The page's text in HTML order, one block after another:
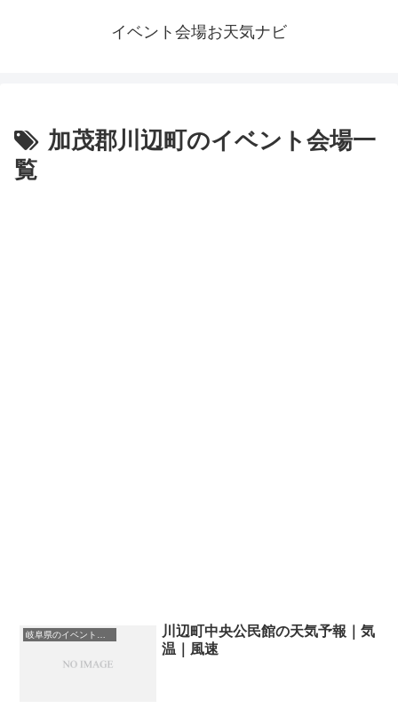
イベント会場お天気ナビ
加茂郡川辺町のイベント会場一
覧
川辺町中央公民館の天気予報｜気
温｜風速